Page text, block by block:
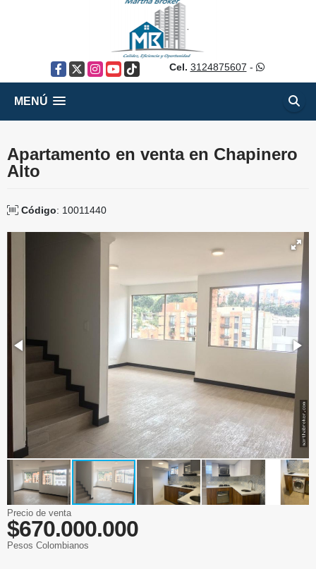
Facebook
X Instagram
YouTube
TikTok Cel. 3124875607 -
MENÚ
Apartamento en venta en Chapinero
Alto
Código: 10011440
Precio de venta
$670.000.000
Pesos Colombianos